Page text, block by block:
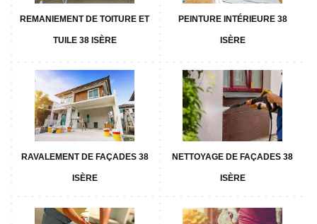
REMANIEMENT DE TOITURE ET
TUILE 38 ISÈRE
PEINTURE INTÉRIEURE 38
ISÈRE
RAVALEMENT DE FAÇADES 38
ISÈRE
NETTOYAGE DE FAÇADES 38
ISÈRE